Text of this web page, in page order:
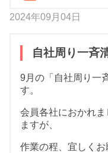
2024年09月04日
自社周り一斉
9月の「自社周り一
す。
会員各社におかれ
ますが、
作業の程、宜しくお